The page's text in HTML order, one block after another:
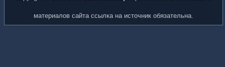
материалов сайта ссылка на источник обязательна.